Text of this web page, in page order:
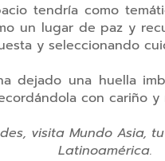
tendría como
un lugar de paz y
y seleccionando
dejado una huella
con cariño y
visita Mundo Asia,
Latinoamérica.